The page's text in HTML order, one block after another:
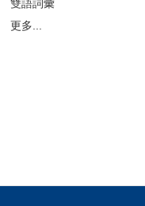
雙語詞彙
更多...